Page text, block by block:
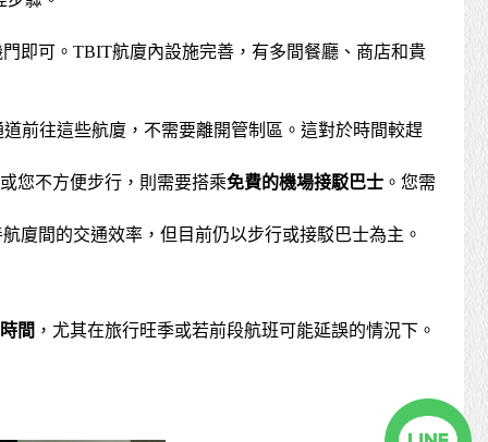
即可。TBIT航廈內設施完善，有多間餐廳、商店和貴
前往這些航廈，不需要離開管制區。這對於時間較趕
您不方便步行，則需要搭乘免費的機場接駁巴士 。您需
廈間的交通效率，但目前仍以步行或接駁巴士為主。
間 ，尤其在旅行旺季或若前段航班可能延誤的情況下。